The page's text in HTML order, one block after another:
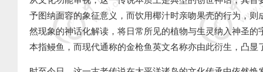
予图纳面容的象征意义，而饮用椰汁时亲吻果壳的行为，
然现象的神话化解读，将日常所见的植物与生灵纳入神圣的
本指鳗鱼，而现代通称的金枪鱼英文名称亦由此衍生，凸